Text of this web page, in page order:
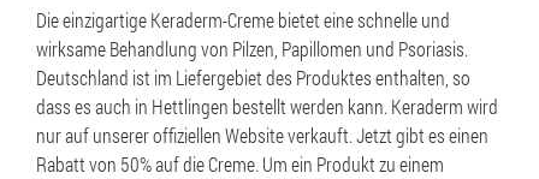
Die einzigartige Keraderm-Creme bietet eine schnelle und
wirksame Behandlung von Pilzen, Papillomen und Psoriasis.
Deutschland ist im Liefergebiet des Produktes enthalten, so
dass es auch in Hettlingen bestellt werden kann. Keraderm wird
nur auf unserer offiziellen Website verkauft. Jetzt gibt es einen
Rabatt von 50% auf die Creme. Um ein Produkt zu einem